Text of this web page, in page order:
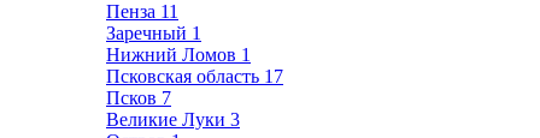
Пенза 11
Заречный 1
Нижний Ломов 1
Псковская область 17
Псков 7
Великие Луки 3